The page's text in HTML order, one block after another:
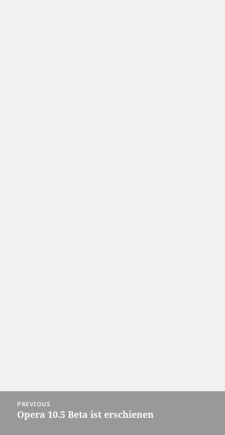
navigation
PREVIOUS
Previous
Opera 10.5 Beta ist erschienen